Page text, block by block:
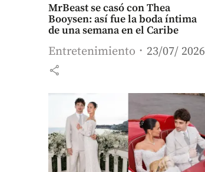
MrBeast se casó con Thea
Booysen: así fue la boda íntima
de una semana en el Caribe
Entretenimiento 23/07/ 2026
share